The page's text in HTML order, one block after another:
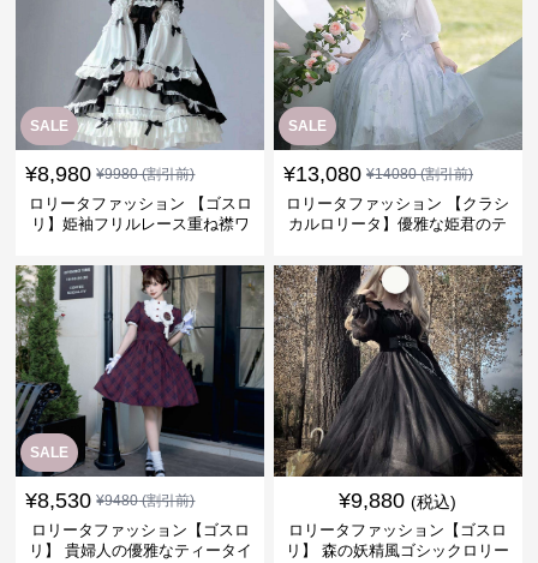
SALE
¥8,980 ¥9980(割引前)
ロリータファッション 【ゴスロ
リ】姫袖フリルレース重ね襟ワ
SALE
¥13,080 ¥14080(割引前)
ロリータファッション 【クラシ
カルロリータ】優雅な姫君のテ
SALE
¥8,530 ¥9480(割引前)
ロリータファッション【ゴスロ
リ】 貴婦人の優雅なティータイ
¥9,880 (税込)
ロリータファッション【ゴスロ
リ】 森の妖精風ゴシックロリー